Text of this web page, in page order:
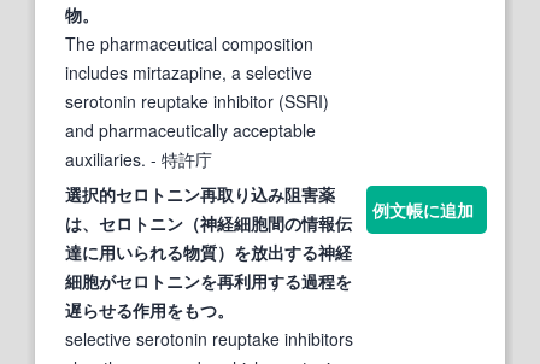
物。
The pharmaceutical composition
includes mirtazapine, a selective
serotonin reuptake inhibitor (SSRI)
and pharmaceutically acceptable
auxiliaries. - 特許庁
選択的セロトニン再取り込み阻害薬
は、 セロトニン （神経細胞間の情報伝
達に用いられる物質）を放出する神経
細胞がセロトニンを再利用する過程を
遅らせる作用をもつ。
selective serotonin reuptake inhibitors
例文帳に追加